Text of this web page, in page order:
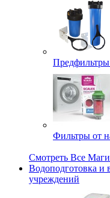
Фильтры от
Смотреть Все
Водоподготовка и
учреждений